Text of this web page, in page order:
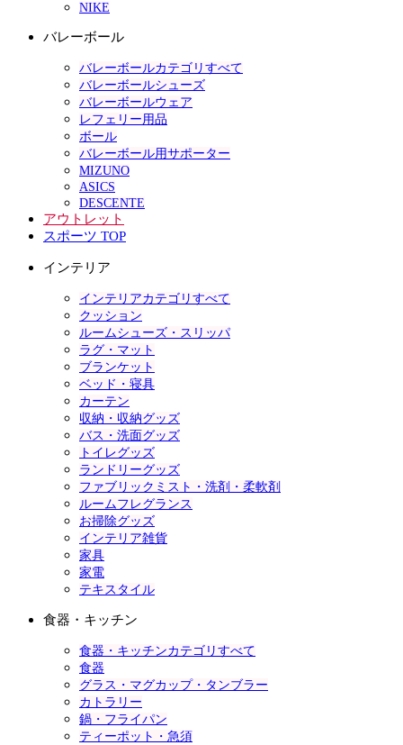
NIKE
バレーボール
バレーボールカテゴリすべて
バレーボールシューズ
バレーボールウェア
レフェリー用品
ボール
バレーボール用サポーター
MIZUNO
ASICS
DESCENTE
アウトレット
スポーツ TOP
インテリア
インテリアカテゴリすべて
クッション
ルームシューズ・スリッパ
ラグ・マット
ブランケット
ベッド・寝具
カーテン
収納・収納グッズ
バス・洗面グッズ
トイレグッズ
ランドリーグッズ
ファブリックミスト・洗剤・柔軟剤
ルームフレグランス
お掃除グッズ
インテリア雑貨
家具
家電
テキスタイル
食器・キッチン
食器・キッチンカテゴリすべて
食器
グラス・マグカップ・タンブラー
カトラリー
鍋・フライパン
ティーポット・急須